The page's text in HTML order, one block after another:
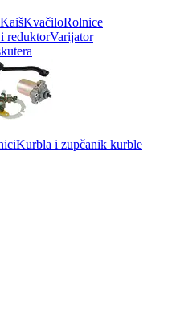
KaišKvačiloRolnice
reduktorVarijator
Kurbla i zupčanik kurble